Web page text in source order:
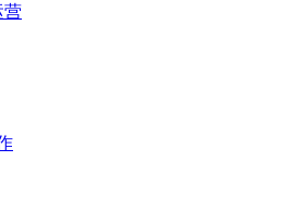
营